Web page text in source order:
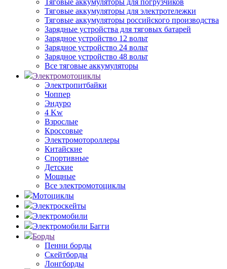
Тяговые аккумуляторы для погрузчиков
Тяговые аккумуляторы для электротележки
Тяговые аккумуляторы российского производства
Зарядные устройства для тяговых батарей
Зарядное устройство 12 вольт
Зарядное устройство 24 вольт
Зарядное устройство 48 вольт
Все тяговые аккумуляторы
Электромотоциклы
Электропитбайки
Чоппер
Эндуро
4 Kw
Взрослые
Кроссовые
Электромотороллеры
Китайские
Спортивные
Детские
Мощные
Все электромотоциклы
Мотоциклы
Электроскейты
Электромобили
Электромобили Багги
Борды
Пенни борды
Скейтборды
Лонгборды